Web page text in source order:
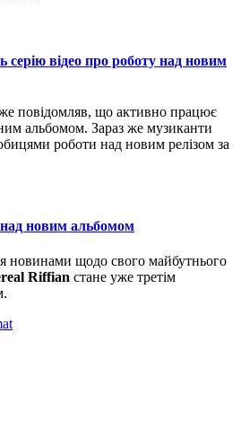
відео про роботу над новим
повідомляв, що активно працює
альбомом. Зараз же музиканти
роботи над новим релізом за
новим альбомом
новинами щодо свого майбутнього
Riffian стане уже третім